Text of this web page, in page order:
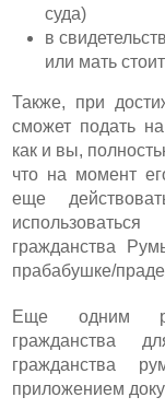
суда)
в
или мать
Также, при
сможет подать
как и вы,
что на момент
еще
гражданства
прабабушке/
Еще одним
гражданства
гражданства
приложением